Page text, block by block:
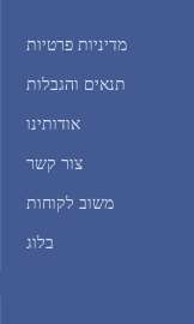
מדיניות פרטיות
תנאים והגבלות
אודותינו
צור קשר
משוב לקוחות
בלוג